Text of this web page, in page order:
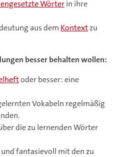
Wörterin ihre
aus dem Kontextzu
besser behalten wollen:
oder besser: eine
Vokabeln regelmäßig
die zu lernenden Wörter
und fantasievoll mit den zu